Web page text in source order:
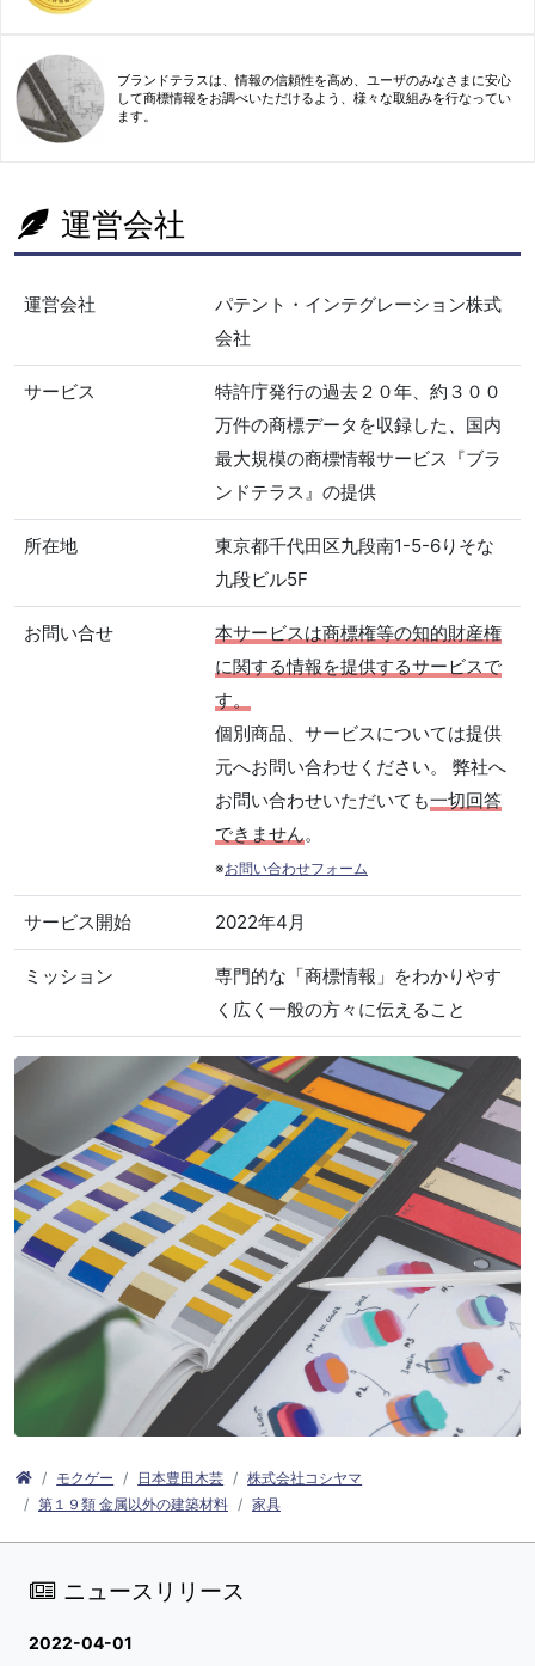
ブランドテラスは、情報の信頼性を高め、ユーザのみなさまに安心
して商標情報をお調べいただけるよう、様々な取組みを行なってい
ます。
運営会社
運営会社
パテント・インテグレーション株式
会社
サービス
特許庁発行の過去２０年、約３００
万件の商標データを収録した、国内
最大規模の商標情報サービス『ブラ
ンドテラス』の提供
所在地
東京都千代田区九段南1-5-6りそな
九段ビル5F
お問い合せ
本サービスは商標権等の知的財産権
に関する情報を提供するサービスで
す。
個別商品、サービスについては提供
元へお問い合わせください。 弊社へ
お問い合わせいただいても一切回答
できません。
※お問い合わせフォーム
サービス開始 2022年4月
ミッション
専門的な「商標情報」をわかりやす
く広く一般の方々に伝えること
モクゲー 日本豊田木芸
株式会社コシヤマ
第１９類 金属以外の建築材料
家具
ニュースリリース
2022-04-01